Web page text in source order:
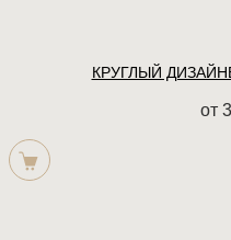
КРУГЛЫЙ
от